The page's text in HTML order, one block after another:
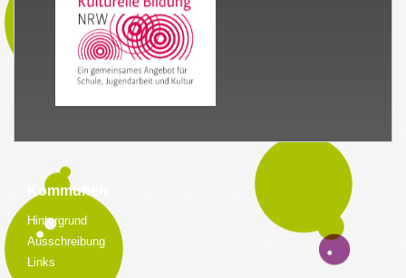
Kommunen
Hintergrund
Ausschreibung
Links